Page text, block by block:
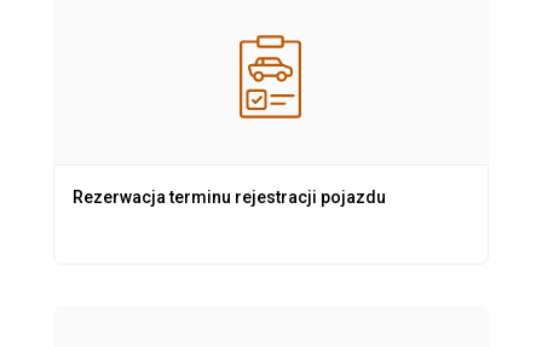
Rezerwacja terminu rejestracji pojazdu